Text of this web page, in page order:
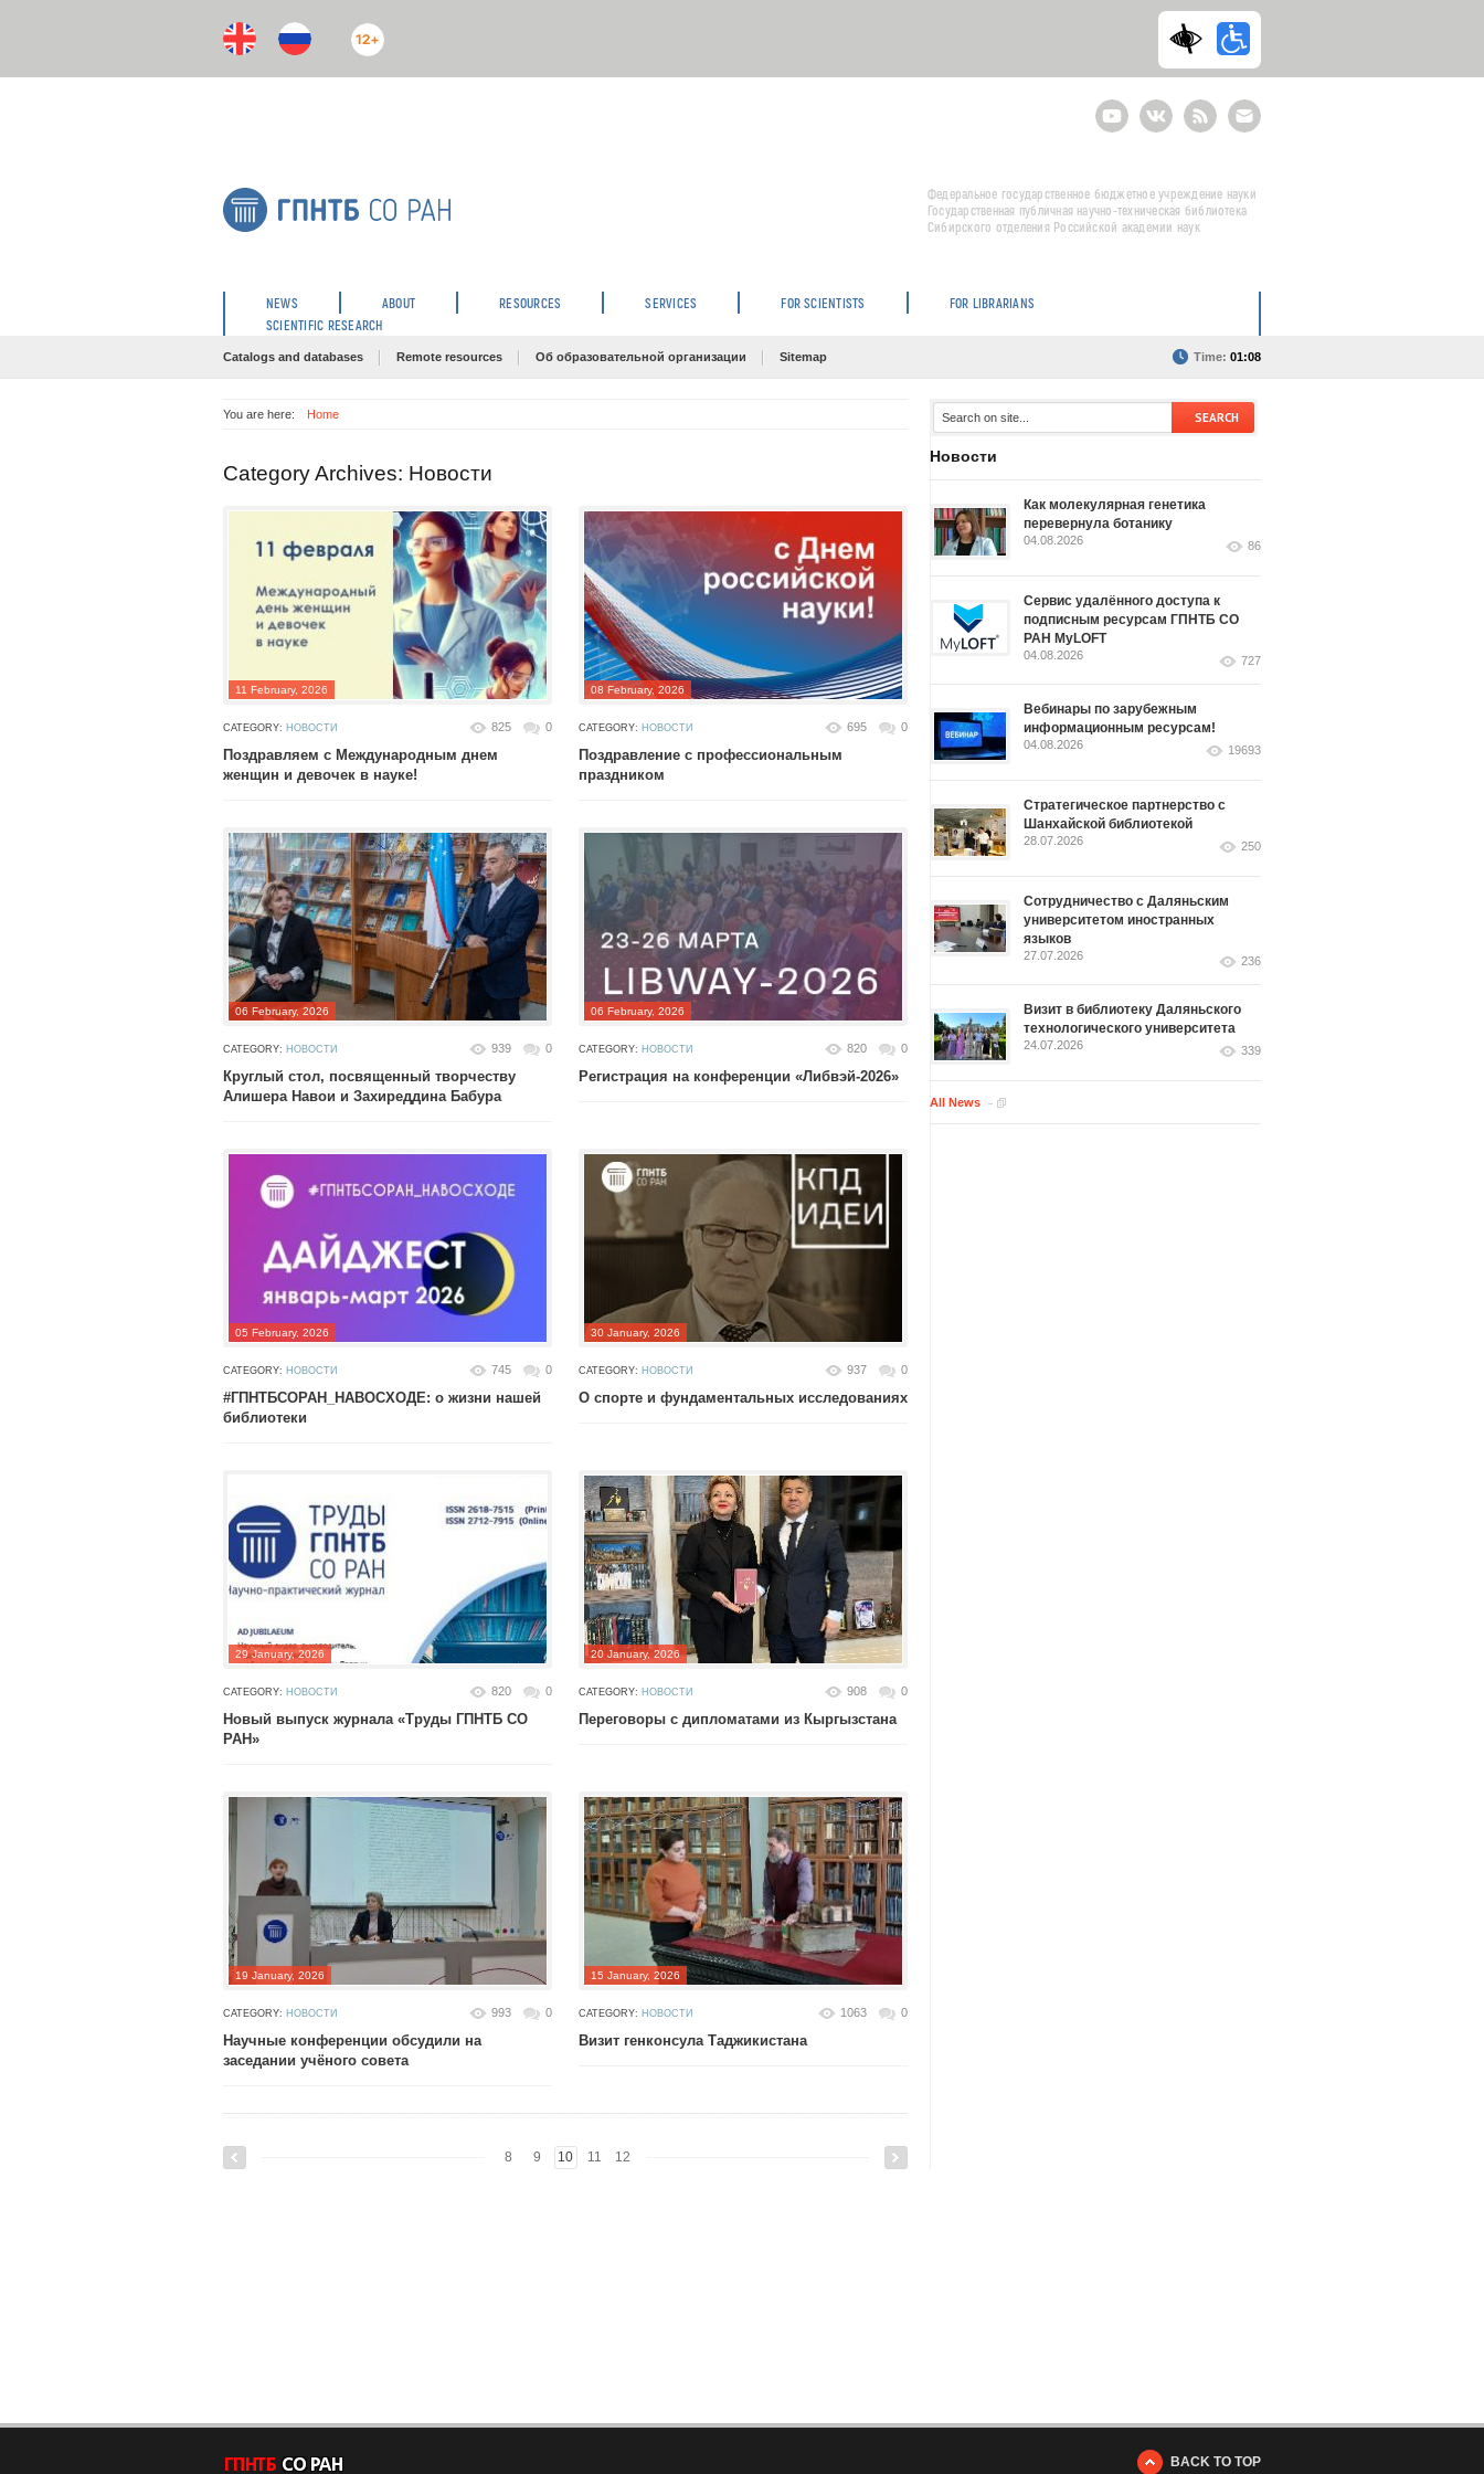
12+
YoutubeВКонтактеRSS
E-
mail
подписка
Федеральное государственное бюджетное учреждение науки
Государственная публичная научно-техническая библиотека
Сибирского отделения Российской академии наук
NEWS ABOUT RESOURCES SERVICES FOR SCIENTISTS
FOR LIBRARIANS
SCIENTIFIC RESEARCH
Catalogs and databases Remote resources Об образовательной организации Sitemap Time: 01:08
You are here: Home
Category Archives: Новости
11 February, 2026
CATEGORY: НОВОСТИ 825 0
Поздравляем с Международным днем
женщин и девочек в науке!
08 February, 2026
CATEGORY: НОВОСТИ 695 0
Поздравление с профессиональным
праздником
06 February, 2026
CATEGORY: НОВОСТИ 939 0
Круглый стол, посвященный творчеству
Алишера Навои и Захиреддина Бабура
06 February, 2026
CATEGORY: НОВОСТИ 820 0
Регистрация на конференции «Либвэй-2026»
05 February, 2026
CATEGORY: НОВОСТИ 745 0
#ГПНТБСОРАН_НАВОСХОДЕ: о жизни нашей
библиотеки
30 January, 2026
CATEGORY: НОВОСТИ 937 0
О спорте и фундаментальных исследованиях
29 January, 2026
CATEGORY: НОВОСТИ 820 0
Новый выпуск журнала «Труды ГПНТБ СО
РАН»
20 January, 2026
CATEGORY: НОВОСТИ 908 0
Переговоры с дипломатами из Кыргызстана
19 January, 2026
CATEGORY: НОВОСТИ 993 0
Научные конференции обсудили на
заседании учёного совета
15 January, 2026
CATEGORY: НОВОСТИ 1063 0
Визит генконсула Таджикистана
8 9 10 11 12
Новости
Как молекулярная генетика
перевернула ботанику
04.08.2026 86
Сервис удалённого доступа к
подписным ресурсам ГПНТБ СО
РАН MyLOFT
04.08.2026 727
Вебинары по зарубежным
информационным ресурсам!
04.08.2026 19693
Стратегическое партнерство с
Шанхайской библиотекой
28.07.2026 250
Сотрудничество с Даляньским
университетом иностранных
языков
27.07.2026 236
Визит в библиотеку Даляньского
технологического университета
24.07.2026 339
All News
BACK TO TOP